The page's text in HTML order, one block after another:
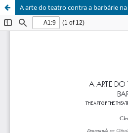
A arte do teatro contra a barbárie